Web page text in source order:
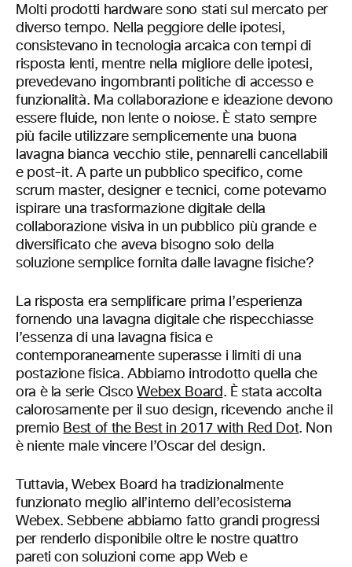
Molti prodotti hardware sono stati sul mercato per
diverso tempo. Nella peggiore delle ipotesi,
consistevano in tecnologia arcaica con tempi di
risposta lenti, mentre nella migliore delle ipotesi,
prevedevano ingombranti politiche di accesso e
funzionalità. Ma collaborazione e ideazione devono
essere fluide, non lente o noiose. È stato sempre
più facile utilizzare semplicemente una buona
lavagna bianca vecchio stile, pennarelli cancellabili
e post-it. A parte un pubblico specifico, come
scrum master, designer e tecnici, come potevamo
ispirare una trasformazione digitale della
collaborazione visiva in un pubblico più grande e
diversificato che aveva bisogno solo della
soluzione semplice fornita dalle lavagne fisiche?
La risposta era semplificare prima l’esperienza
fornendo una lavagna digitale che rispecchiasse
l’essenza di una lavagna fisica e
contemporaneamente superasse i limiti di una
postazione fisica. Abbiamo introdotto quella che
ora è la serie CiscoWebex Board. È stata accolta
calorosamente per il suo design, ricevendo anche il
premio Best of the Best in 2017 with Red Dot. Non
è niente male vincere l’Oscar del design.
Tuttavia, Webex Board ha tradizionalmente
funzionato meglio all’interno dell’ecosistema
Webex. Sebbene abbiamo fatto grandi progressi
per renderlo disponibile oltre le nostre quattro
pareti con soluzioni come app Web e